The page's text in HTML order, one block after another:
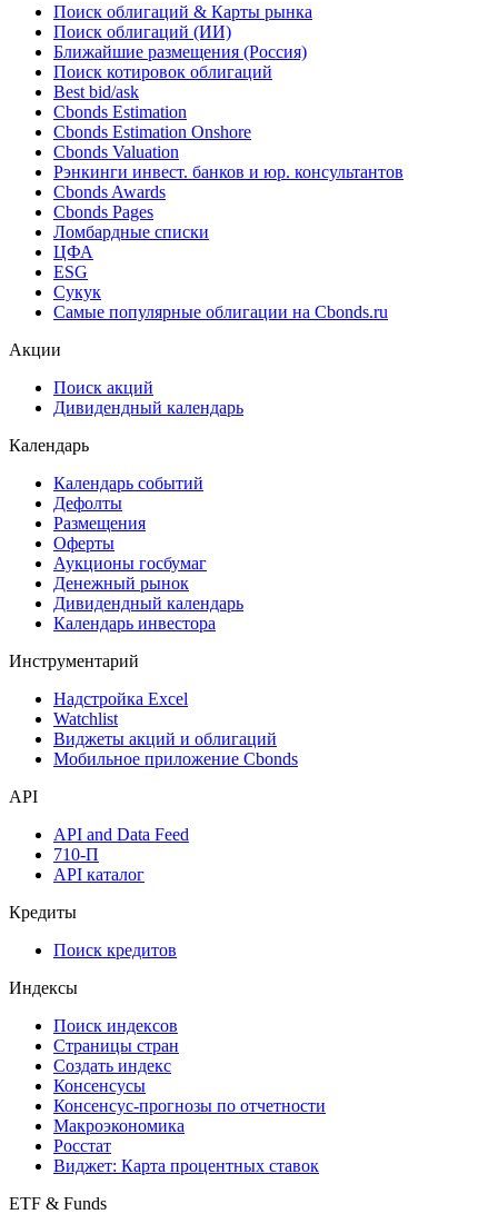
Поиск облигаций & Карты рынка
Поиск облигаций (ИИ)
Ближайшие размещения (Россия)
Поиск котировок облигаций
Best bid/ask
Cbonds Estimation
Cbonds Estimation Onshore
Cbonds Valuation
Рэнкинги инвест. банков и юр. консультантов
Cbonds Awards
Cbonds Pages
Ломбардные списки
ЦФА
ESG
Сукук
Самые популярные облигации на Cbonds.ru
Акции
Поиск акций
Дивидендный календарь
Календарь
Календарь событий
Дефолты
Размещения
Оферты
Аукционы госбумаг
Денежный рынок
Дивидендный календарь
Календарь инвестора
Инструментарий
Надстройка Excel
Watchlist
Виджеты акций и облигаций
Мобильное приложение Cbonds
API
API and Data Feed
710-П
API каталог
Кредиты
Поиск кредитов
Индексы
Поиск индексов
Страницы стран
Создать индекс
Консенсусы
Консенсус-прогнозы по отчетности
Макроэкономика
Росстат
Виджет: Карта процентных ставок
ETF & Funds